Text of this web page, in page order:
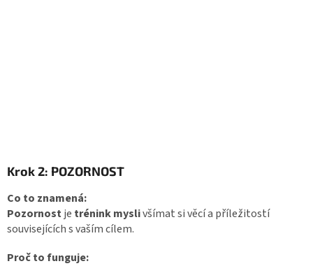
Krok 2: POZORNOST
Co to znamená:
Pozornostje trénink myslivšímat si věcí a příležitostí
souvisejících s vaším cílem.
Proč to funguje: